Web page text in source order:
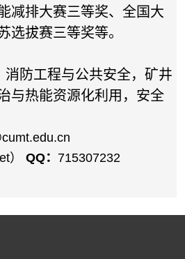
减排大赛三等奖、全国大
选拔赛三等奖等。
消防工程与公共安全，矿井
与热能资源化利用，安全
） QQ： 715307232